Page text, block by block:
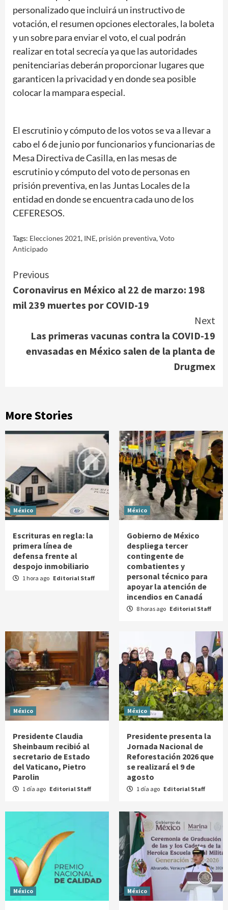
personalizado que incluirá un instructivo de
votación, el resumen opciones electorales, la boleta
y un sobre para enviar el voto, el cual podrán
realizar en total secrecía ya que las autoridades
penitenciarias deberán proporcionar lugares que
garanticen la privacidad y en donde sea posible
colocar la mampara especial.
El escrutinio y cómputo de los votos se va a llevar a
cabo el 6 de junio por funcionarios y funcionarias de
Mesa Directiva de Casilla, en las mesas de
escrutinio y cómputo del voto de personas en
prisión preventiva, en las Juntas Locales de la
entidad en donde se encuentra cada uno de los
CEFERESOS.
Tags: Elecciones 2021, INE, prisión preventiva,Voto
Anticipado
Continue
Reading
Previous
Coronavirus en México al 22 de marzo: 198
mil 239 muertes por COVID-19
Next
Las primeras vacunas contra la COVID-19
envasadas en México salen de la planta de
Drugmex
More Stories
México
Escrituras en regla: la
primera línea de
defensa frente al
despojo inmobiliario
1 hora ago Editorial Staff
México
Gobierno de México
despliega tercer
contingente de
combatientes y
personal técnico para
apoyar la atención de
incendios en Canadá
8 horas ago Editorial Staff
México
Presidente Claudia
Sheinbaum recibió al
secretario de Estado
del Vaticano, Pietro
Parolin
1 día ago Editorial Staff
México
Presidente presenta la
Jornada Nacional de
Reforestación 2026 que
se realizará el 9 de
agosto
1 día ago Editorial Staff
México México